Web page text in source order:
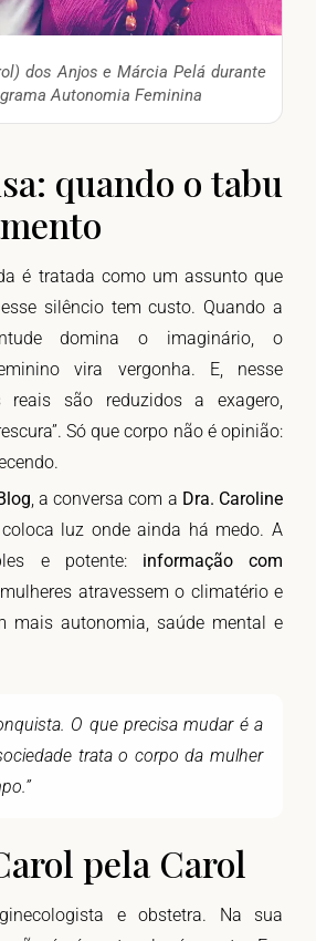
dos Anjos e Márcia Pelá durante
Autonomia Feminina
quando o tabu
é tratada como um assunto que
silêncio tem custo. Quando a
domina o imaginário, o
vira vergonha. E, nesse
reais são reduzidos a exagero,
Só que corpo não é opinião:
, a conversa com a Dra. Caroline
coloca luz onde ainda há medo. A
e potente: informação com
atravessem o climatério e
mais autonomia, saúde mental e
O que precisa mudar é a
trata o corpo da mulher
pela Carol
e obstetra. Na sua